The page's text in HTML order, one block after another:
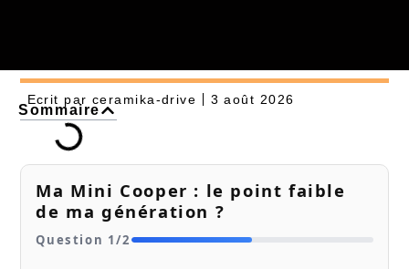
Ecrit par ceramika-drive 3 août 2026
Sommaire
Ma Mini Cooper : le point faible
de ma génération ?
Question 1/2